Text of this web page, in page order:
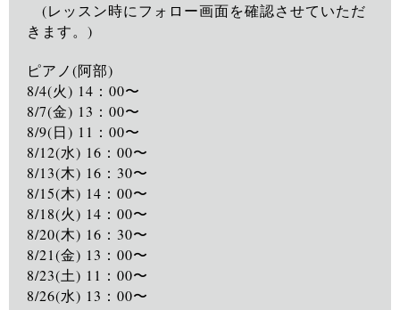
(レッスン時にフォロー画面を確認させていただ
きます。)
ピアノ(阿部)
8/4(火) 14：00〜
8/7(金) 13：00〜
8/9(日) 11：00〜
8/12(水) 16：00〜
8/13(木) 16：30〜
8/15(木) 14：00〜
8/18(火) 14：00〜
8/20(木) 16：30〜
8/21(金) 13：00〜
8/23(土) 11：00〜
8/26(水) 13：00〜